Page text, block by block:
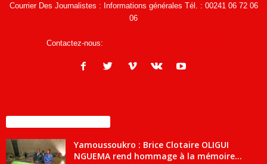
Courrier Des Journalistes : Informations générales Tél. : 00241 06 72 06
06
Contactez-nous:
Yamoussoukro : Brice Clotaire OLIGUI
NGUEMA rend hommage à la mémoire...